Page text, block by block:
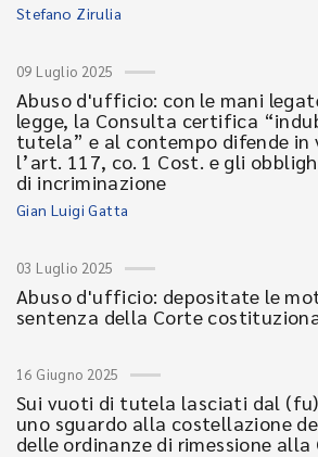
Stefano Zirulia
09 Luglio 2025
Abuso d'ufficio: con le mani
legge, la Consulta certifica
tutela” e al contempo difende in
l’art. 117, co. 1 Cost. e gli
di incriminazione
Gian Luigi Gatta
03 Luglio 2025
Abuso d'ufficio: depositate le
sentenza della Corte
16 Giugno 2025
Sui vuoti di tutela lasciati dal
uno sguardo alla costellazione
delle ordinanze di rimessione